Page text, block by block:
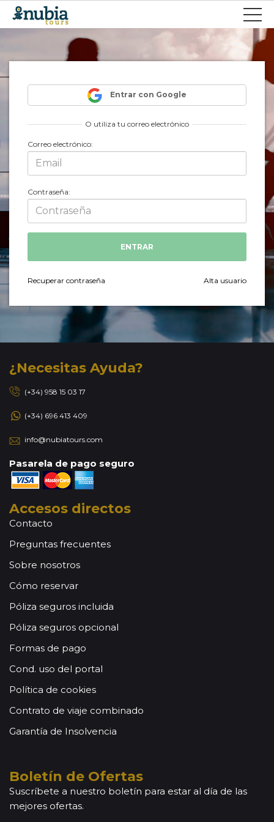
Entrar con Google
O utiliza tu correo electrónico
Correo electrónico:
Contraseña:
Recuperar contraseña Alta usuario
¿Necesitas Ayuda?
(+34) 958 15 03 17
(+34) 696 413 409
info@nubiatours.com
Pasarela de pago seguro
Accesos directos
Contacto
Preguntas frecuentes
Sobre nosotros
Cómo reservar
Póliza seguros incluida
Póliza seguros opcional
Formas de pago
Cond. uso del portal
Política de cookies
Contrato de viaje combinado
Garantía de Insolvencia
Boletín de Ofertas
Suscríbete a nuestro boletín para estar al día de las
mejores ofertas.